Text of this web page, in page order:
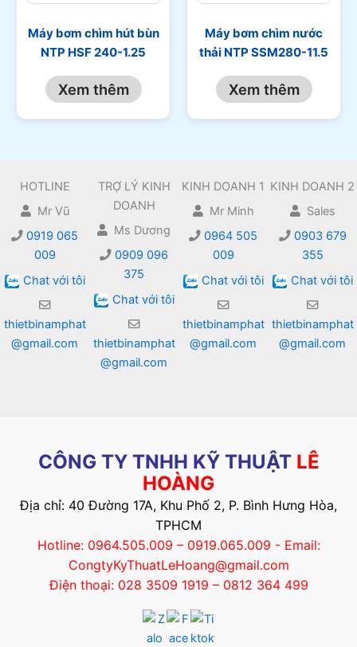
Máy bơm chìm hút bùn
NTP HSF 240-1.25
Xem thêm
Máy bơm chìm nước
thải NTP SSM280-11.5
Xem thêm
HOTLINE
Mr Vũ
0919 065
009
Chat với tôi
thietbinamphat
@gmail.com
TRỢ LÝ KINH
DOANH
Ms Dương
0909 096
375
Chat với tôi
thietbinamphat
@gmail.com
KINH DOANH 1
Mr Minh
0964 505
009
Chat với tôi
thietbinamphat
@gmail.com
KINH DOANH 2
Sales
0903 679
355
Chat với tôi
thietbinamphat
@gmail.com
CÔNG TY TNHH KỸ THUẬT LÊ
HOÀNG
Địa chỉ: 40 Đường 17A, Khu Phố 2, P. Bình Hưng Hòa,
TPHCM
Hotline: 0964.505.009 – 0919.065.009 - Email:
CongtyKyThuatLeHoang@gmail.com
Điện thoại: 028 3509 1919 – 0812 364 499